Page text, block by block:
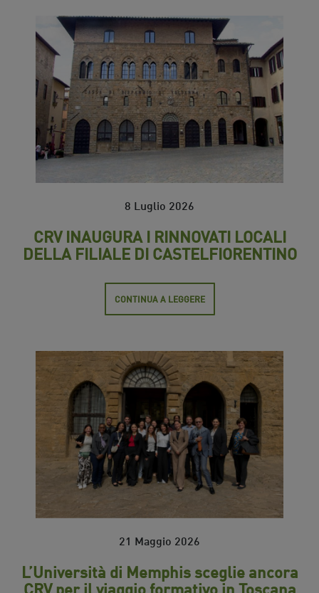
8 Luglio 2026
CRV INAUGURA I RINNOVATI LOCALI
DELLA FILIALE DI CASTELFIORENTINO
CONTINUA A LEGGERE
21 Maggio 2026
L’Università di Memphis sceglie ancora
CRV per il viaggio formativo in Toscana